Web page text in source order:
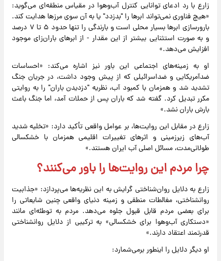
زارع با رد ادعای توانایی کنترل آب‌وهوا در مقیاس منطقه‌ای می‌گوید:
«هیچ فناوری نمی‌تواند ابر‌ها را "بدزدد" یا به آن سوی مرز‌ها هدایت کند.
بارورسازی ابر‌ها بسیار محلی است و بارندگی را تنها حدود ۵ تا ۷ درصد
و به صورت استثنایی بیشتر از این مقدار - از ابر‌های باران‌زای موجود
افزایش می‌دهد.»
او به زمینه‌های اجتماعی این باور نیز اشاره می‌کند: «احساسات
ضدآمریکایی و ضداسرائیلی که از پیش وجود داشت، در جریان جنگ
تشدید شد و همزمان با کمبود آب، نظریه "دزدیدن باران" را به روایتی
مکرر تبدیل کرد. گفته شد که باران پس از حملات آمد، اما جنگ باعث
بارش باران نشد.»
زارع در مقابل این روایت‌ها، بر عوامل واقعی تأکید دارد: «تخلیه شدید
آب‌های زیرزمینی و اثر‌های تغییرات اقلیمی همزمان با خشکسالی
طولانی‌مدت، مسائل اصلی آب ایران هستند.»
چرا مردم این روایت‌ها را باور می‌کنند؟
زارع به دلایل روان‌شناختی گرایش به این نظریه‌ها می‌پردازد: «جذابیت
روانشناختی، مغالطات منطقی و زمینه دنیای واقعی چنین شایعاتی را
برای بعضی مردم قابل قبول جلوه می‌دهد. مردم به توطئه‌ای مانند
«دستکاری آب‌وهوا برای خشکسالی» به ترکیبی از دلایل روانشناختی
قدرتمند اعتقاد دارند.»
او دیگر دلایل را اینطور برمی‌شمارد: